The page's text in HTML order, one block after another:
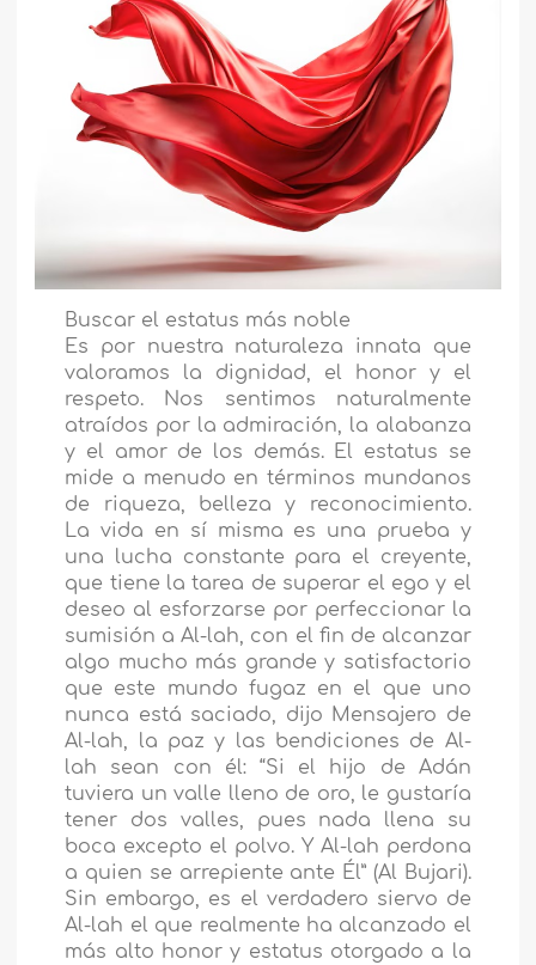
Buscar el estatus más noble
Es por nuestra naturaleza innata que
valoramos la dignidad, el honor y el
respeto. Nos sentimos naturalmente
atraídos por la admiración, la alabanza
y el amor de los demás. El estatus se
mide a menudo en términos mundanos
de riqueza, belleza y reconocimiento.
La vida en sí misma es una prueba y
una lucha constante para el creyente,
que tiene la tarea de superar el ego y el
deseo al esforzarse por perfeccionar la
sumisión a Al-lah, con el fin de alcanzar
algo mucho más grande y satisfactorio
que este mundo fugaz en el que uno
nunca está saciado, dijo Mensajero de
Al-lah, la paz y las bendiciones de Al-
lah sean con él: “Si el hijo de Adán
tuviera un valle lleno de oro, le gustaría
tener dos valles, pues nada llena su
boca excepto el polvo. Y Al-lah perdona
a quien se arrepiente ante Él” (Al Bujari).
Sin embargo, es el verdadero siervo de
Al-lah el que realmente ha alcanzado el
más alto honor y estatus otorgado a la